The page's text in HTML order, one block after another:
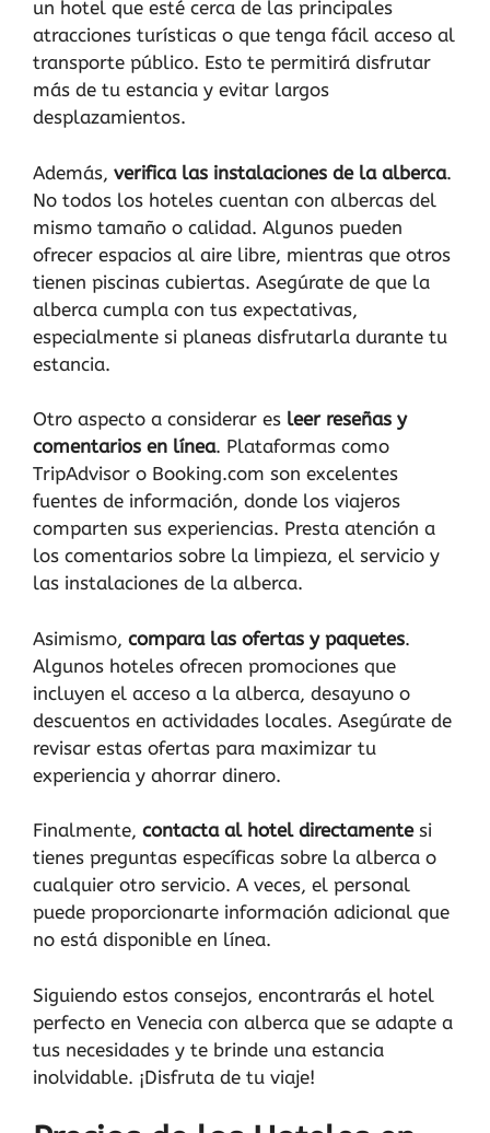
un hotel que esté cerca de las principales
atracciones turísticas o que tenga fácil acceso al
transporte público. Esto te permitirá disfrutar
más de tu estancia y evitar largos
desplazamientos.
Además, verifica las instalaciones de la alberca.
No todos los hoteles cuentan con albercas del
mismo tamaño o calidad. Algunos pueden
ofrecer espacios al aire libre, mientras que otros
tienen piscinas cubiertas. Asegúrate de que la
alberca cumpla con tus expectativas,
especialmente si planeas disfrutarla durante tu
estancia.
Otro aspecto a considerar es leer reseñas y
comentarios en línea. Plataformas como
TripAdvisor o Booking.com son excelentes
fuentes de información, donde los viajeros
comparten sus experiencias. Presta atención a
los comentarios sobre la limpieza, el servicio y
las instalaciones de la alberca.
Asimismo, compara las ofertas y paquetes.
Algunos hoteles ofrecen promociones que
incluyen el acceso a la alberca, desayuno o
descuentos en actividades locales. Asegúrate de
revisar estas ofertas para maximizar tu
experiencia y ahorrar dinero.
Finalmente, contacta al hotel directamentesi
tienes preguntas específicas sobre la alberca o
cualquier otro servicio. A veces, el personal
puede proporcionarte información adicional que
no está disponible en línea.
Siguiendo estos consejos, encontrarás el hotel
perfecto en Venecia con alberca que se adapte a
tus necesidades y te brinde una estancia
inolvidable. ¡Disfruta de tu viaje!